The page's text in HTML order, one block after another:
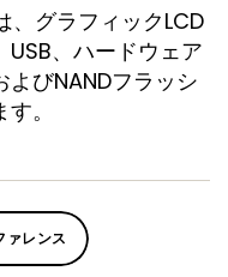
、グラフィックLCD
、ハードウェア
びNANDフラッシ
。
ァレンス